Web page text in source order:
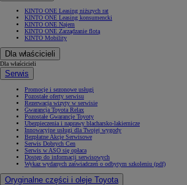
KINTO ONE Leasing niższych rat
KINTO ONE Leasing konsumencki
KINTO ONE Najem
KINTO ONE Zarządzanie flotą
KINTO Mobility
Dla właścicieli
Dla właścicieli
Serwis
Promocje i sezonowe usługi
Pozostałe oferty serwisu
Rezerwacja wizyty w serwisie
Gwarancja Toyota Relax
Pozostałe Gwarancje Toyoty
Ubezpieczenia i naprawy blacharsko-lakiernicze
Innowacyjne usługi dla Twojej wygody
Bezpłatne Akcje Serwisowe
Serwis Dobrych Cen
Serwis w ASO się opłaca
Dostęp do informacji serwisowych
Wykaz wydanych zaświadczeń o odbytym szkoleniu (pdf)
Oryginalne części i oleje Toyota